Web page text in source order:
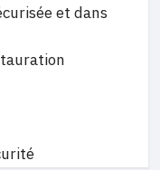
et dans